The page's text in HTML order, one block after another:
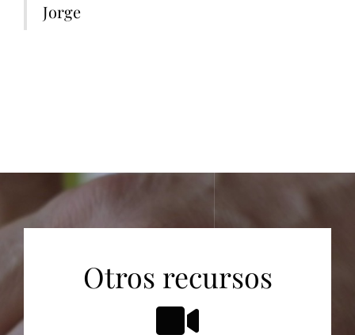
Jorge
Otros recursos